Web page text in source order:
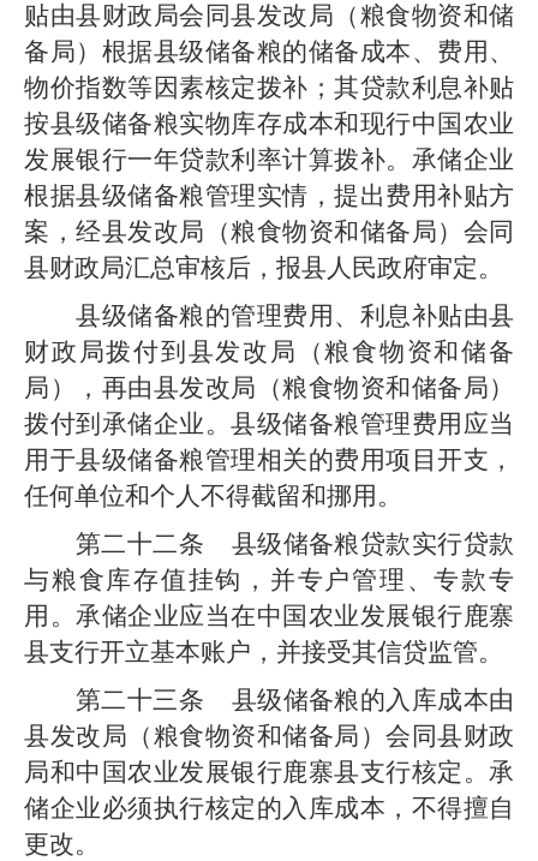
贴由县财政局会同 县发改局 （粮食物资和储
备局） 根据县级储备粮的储备成本、费用、
物价指数等因素核定拨补；其贷款利息补贴
按县级储备粮实物库存成本和现行中国 农业
发展银行一年贷款利率计算拨补。 承储企业
根据县级储备粮管理实情，提出费用补贴方
案，经县发改局 （粮食物资和储备局） 会同
县财政局汇总审核后，报县人民政府审定。
县级储备粮的管理费用、利息补贴由县
财政 局拨付到 县发改局
（粮食物资和储备
局），再由县发改局 （粮食物资和储备局）
拨付到 承储企业。 县级储备粮管理费用应当
用于县级储备粮管理相关的费用项目开支，
任何单位和个人不得截留和挪用。
第二十二条
县级储备粮贷款实行贷款
与粮食库存值挂钩，并专户管理、专款专
用。承储企业应当在中国农业发展银行鹿寨
县支行开立基本账户，并接受其信贷监管。
第二十三条
县级储备粮的入库成本由
县发改局 （粮食物资和储备局） 会同 县财政
局和中国农业发展银行鹿寨县支行核定。承
储企业必须执行核定的入库成本，不得擅自
更改。